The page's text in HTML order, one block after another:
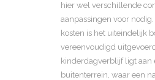
hier wel verschillende
aanpassingen voor
kosten is het uiteindelijk
vereenvoudigd
kinderdagverblijf ligt aan
buitenterrein, waar een